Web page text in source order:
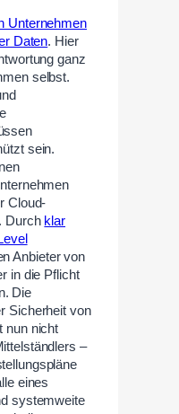
Unternehmen
Daten. Hier
ganz
selbst.
sein.
Cloud-
Durch klar
Anbieter von
in die Pflicht
Die
Sicherheit von
nun nicht
–
eines
systemweite